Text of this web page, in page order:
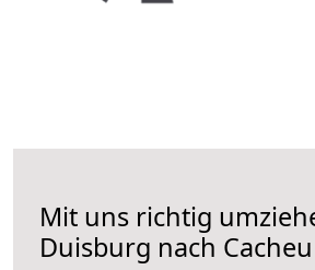
Mit uns richtig
Duisburg nach Cacheu